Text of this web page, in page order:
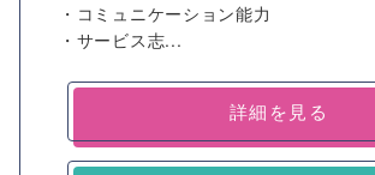
・コミュニケーション能力
・サービス志...
詳細を見る